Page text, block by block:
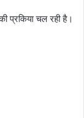
प्रकिया चल रही है।